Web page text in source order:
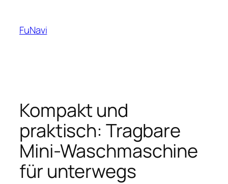
content
FuNavi
Kompakt und
praktisch: Tragbare
Mini-Waschmaschine
für unterwegs